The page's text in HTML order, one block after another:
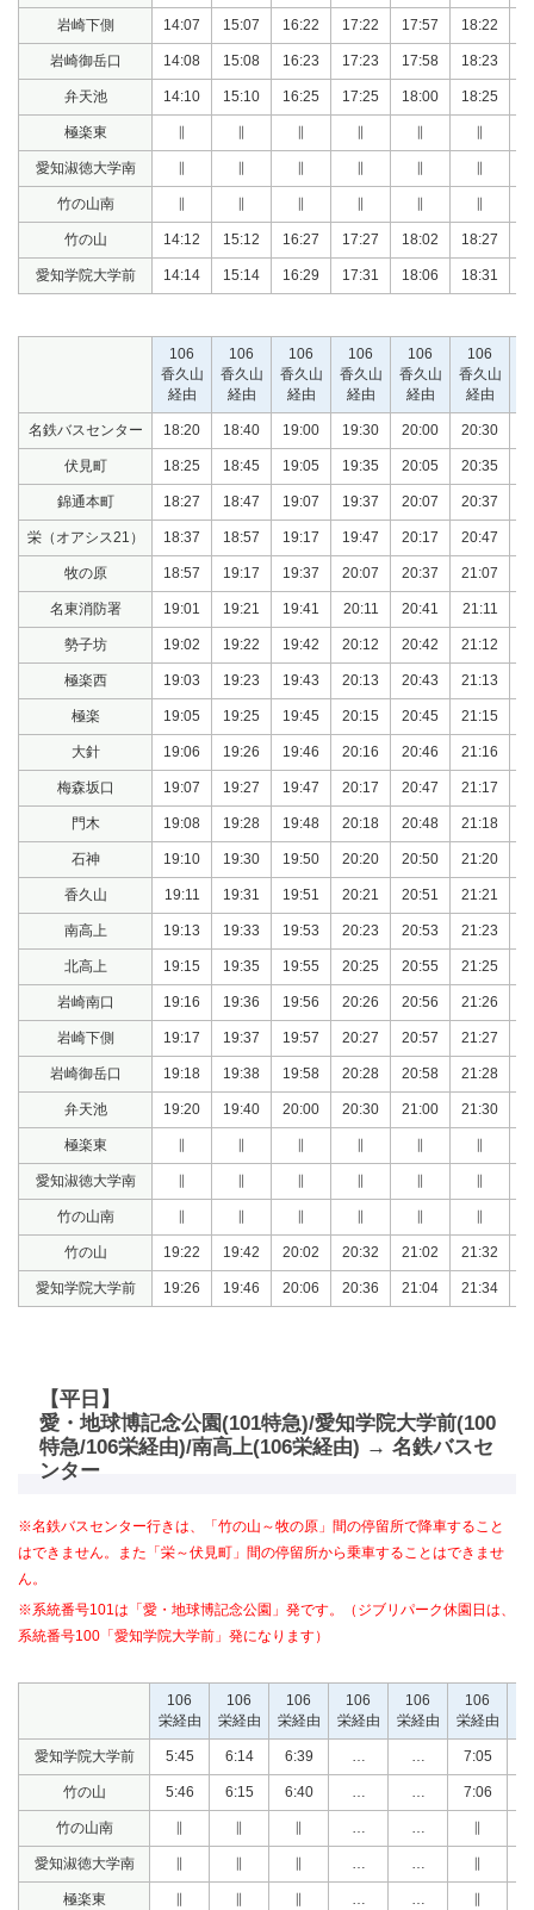
岩崎下側 14:07 15:07 16:22 17:22 17:57 18:22
岩崎御岳口 14:08 15:08 16:23 17:23 17:58 18:23
弁天池 14:10 15:10 16:25 17:25 18:00 18:25
極楽東
愛知淑徳大学南
竹の山南
竹の山 14:12 15:12 16:27 17:27 18:02 18:27
愛知学院大学前 14:14 15:14 16:29 17:31 18:06 18:31
106
香久山
経由
106
香久山
経由
106
香久山
経由
106
香久山
経由
106
香久山
経由
106
香久山
経由
名鉄バスセンター 18:20 18:40 19:00 19:30 20:00 20:30
伏見町 18:25 18:45 19:05 19:35 20:05 20:35
錦通本町 18:27 18:47 19:07 19:37 20:07 20:37
栄（オアシス21） 18:37 18:57 19:17 19:47 20:17 20:47
牧の原 18:57 19:17 19:37 20:07 20:37 21:07
名東消防署 19:01 19:21 19:41 20:11 20:41 21:11
勢子坊 19:02 19:22 19:42 20:12 20:42 21:12
極楽西 19:03 19:23 19:43 20:13 20:43 21:13
極楽 19:05 19:25 19:45 20:15 20:45 21:15
大針 19:06 19:26 19:46 20:16 20:46 21:16
梅森坂口 19:07 19:27 19:47 20:17 20:47 21:17
門木 19:08 19:28 19:48 20:18 20:48 21:18
石神 19:10 19:30 19:50 20:20 20:50 21:20
香久山 19:11 19:31 19:51 20:21 20:51 21:21
南高上 19:13 19:33 19:53 20:23 20:53 21:23
北高上 19:15 19:35 19:55 20:25 20:55 21:25
岩崎南口 19:16 19:36 19:56 20:26 20:56 21:26
岩崎下側 19:17 19:37 19:57 20:27 20:57 21:27
岩崎御岳口 19:18 19:38 19:58 20:28 20:58 21:28
弁天池 19:20 19:40 20:00 20:30 21:00 21:30
極楽東
愛知淑徳大学南
竹の山南
竹の山 19:22 19:42 20:02 20:32 21:02 21:32
愛知学院大学前 19:26 19:46 20:06 20:36 21:04 21:34
【平日】
愛・地球博記念公園(101特急)/愛知学院大学前(100
特急/106栄経由)/南高上(106栄経由) → 名鉄バスセ
ンター
※名鉄バスセンター行きは、「竹の山～牧の原」間の停留所で降車すること
はできません。また「栄～伏見町」間の停留所から乗車することはできませ
ん。
※系統番号101は「愛・地球博記念公園」発です。（ジブリパーク休園日は、
系統番号100「愛知学院大学前」発になります）
106
栄経由
106
栄経由
106
栄経由
106
栄経由
106
栄経由
106
栄経由
愛知学院大学前 5:45 6:14 6:39 7:05
竹の山 5:46 6:15 6:40 7:06
竹の山南 ∥ ∥ ∥ ∥
愛知淑徳大学南 ∥ ∥ ∥ ∥
極楽東 ∥ ∥ ∥ ∥